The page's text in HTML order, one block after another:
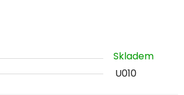
Skladem
U010